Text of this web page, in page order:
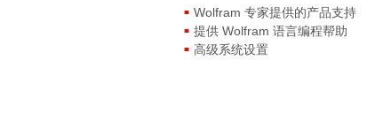
Wolfram 专家提供的产品支持
提供 Wolfram 语言编程帮助
高级系统设置